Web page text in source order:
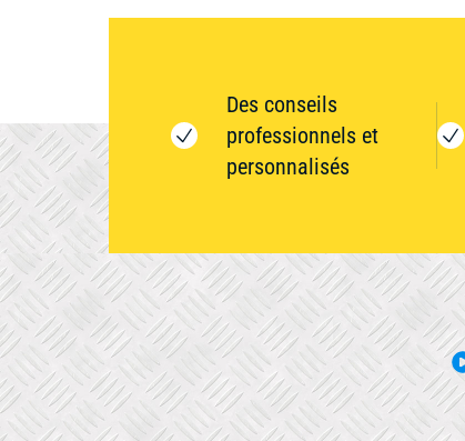
Des conseils
professionnels et
personnalisés